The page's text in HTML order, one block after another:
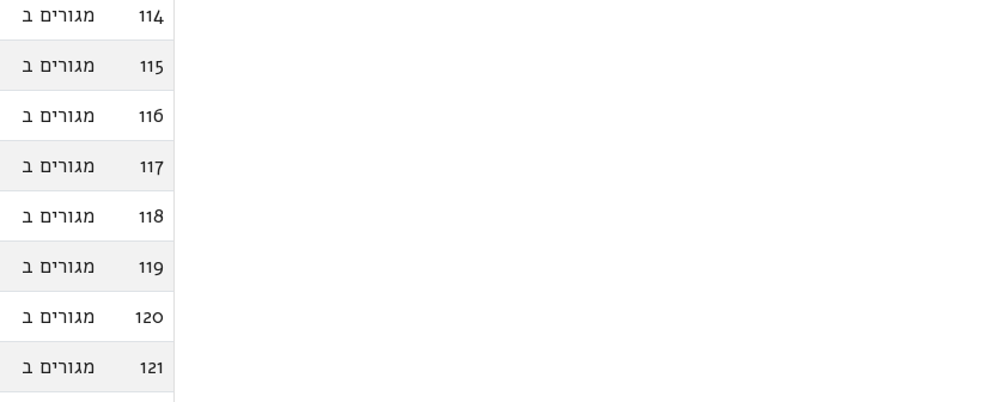
114
מגורים ב
115
מגורים ב
116
מגורים ב
117
מגורים ב
118
מגורים ב
119
מגורים ב
120
מגורים ב
121
מגורים ב